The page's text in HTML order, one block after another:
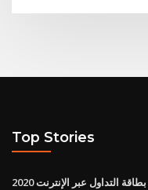
Top Stories
التداول عبر الإنترنت 2020